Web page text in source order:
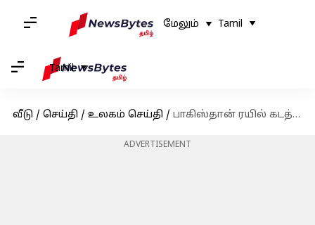
மேலும் Tamil
Tamil
வீடு / செய்தி / உலகம் செய்தி / பாகிஸ்தான் ரயில் கடத்தல்: பணயக்கைதிகள் முற்றிலுமாக மீட்பு, 30 கிளர்ச்சியாளர்கள் கொல்லப்பட்டனர்
ADVERTISEMENT